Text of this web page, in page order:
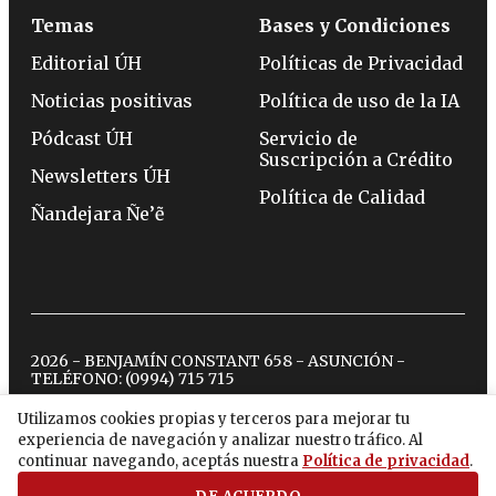
Utilizamos cookies propias y terceros para mejorar tu
experiencia de navegación y analizar nuestro tráfico. Al
continuar navegando, aceptás nuestra Política de privacidad.
Temas
Editorial ÚH
Noticias positivas
Pódcast ÚH
Newsletters ÚH
Ñandejara Ñe’ẽ
Bases y Condiciones
Políticas de Privacidad
Política de uso de la IA
Servicio de
Suscripción a Crédito
Política de Calidad
2026 - BENJAMÍN CONSTANT 658 - ASUNCIÓN -
TELÉFONO: (0994) 715 715
twitterinstagram
facebook
tiktokyoutubespotify